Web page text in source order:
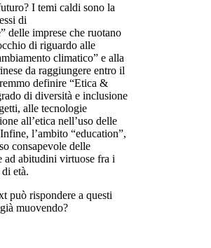
I temi caldi sono la
di
delle imprese che ruotano
di riguardo alle
climatico” e alla
da raggiungere entro il
definire “Etica &
di diversità e inclusione
alle tecnologie
all’etica nell’uso delle
l’ambito “education”,
consapevole delle
ad abitudini virtuose fra i
età.
può rispondere a questi
muovendo?